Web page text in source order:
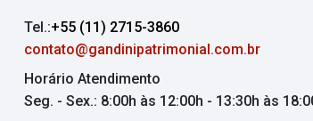
Tel.:+55 (11) 2715-3860
contato@gandinipatrimonial.com.br
Horário Atendimento
Seg. - Sex.: 8:00h às 12:00h - 13:30h às